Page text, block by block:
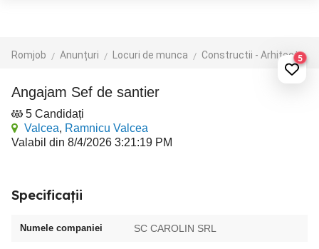
Romjob Anunțuri Locuri de munca Constructii - Arhitectura - Design5
Angajam Sef de santier
5 Candidați
Valcea, Ramnicu Valcea
Valabil din 8/4/2026 3:21:19 PM
Specificații
Numele companiei SC CAROLIN SRL